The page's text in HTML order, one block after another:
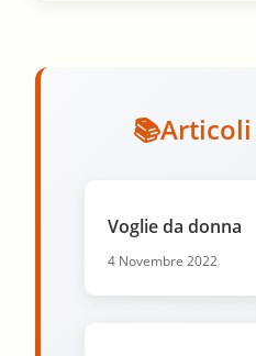
Voglie da donna
4 Novembre 2022